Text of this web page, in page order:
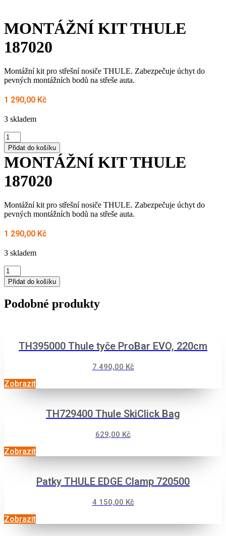
MONTÁŽNÍ KIT THULE
187020
Montážní kit pro střešní nosiče THULE. Zabezpečuje úchyt do
pevných montážních bodů na střeše auta.
1 290,00 Kč
3 skladem
MONTÁŽNÍ
KIT
THULE
187020
Přidat do košíku
MONTÁŽNÍ KIT THULE
187020
Montážní kit pro střešní nosiče THULE. Zabezpečuje úchyt do
pevných montážních bodů na střeše auta.
1 290,00 Kč
3 skladem
MONTÁŽNÍ
KIT
THULE
množství
Přidat do košíku
Podobné produkty
TH395000 Thule tyče ProBar EVO, 220cm
7 490,00 Kč
Zobrazit
TH729400 Thule SkiClick Bag
629,00 Kč
Zobrazit
Patky THULE EDGE Clamp 720500
4 150,00 Kč
Zobrazit